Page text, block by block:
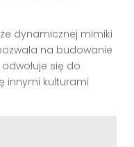
dynamicznej mimiki
na budowanie
się do
innymi kulturami